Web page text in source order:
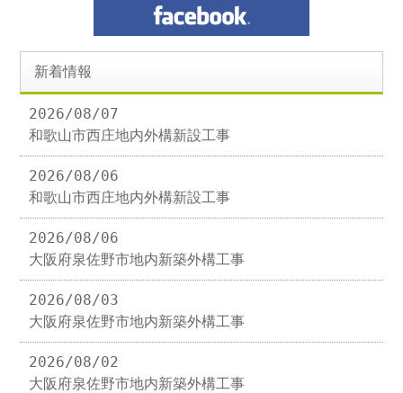
新着情報
2026/08/07
和歌山市西庄地内外構新設工事
2026/08/06
和歌山市西庄地内外構新設工事
2026/08/06
大阪府泉佐野市地内新築外構工事
2026/08/03
大阪府泉佐野市地内新築外構工事
2026/08/02
大阪府泉佐野市地内新築外構工事